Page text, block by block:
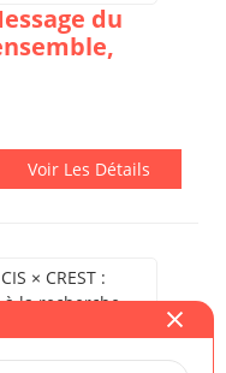
du
Voir Les Détails
| Prix CIS ×